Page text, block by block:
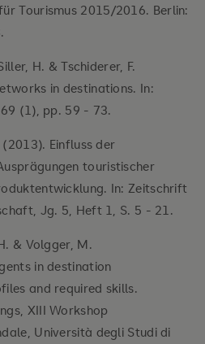
Tourismus 2015/2016. Berlin:
H. & Tschiderer, F.
in destinations. In:
(1), pp. 59 - 73.
(2013). Einfluss der
touristischer
In: Zeitschrift
Jg. 5, Heft 1, S. 5 - 21.
& Volgger, M.
in destination
and required skills.
XIII Workshop
Università degli Studi di